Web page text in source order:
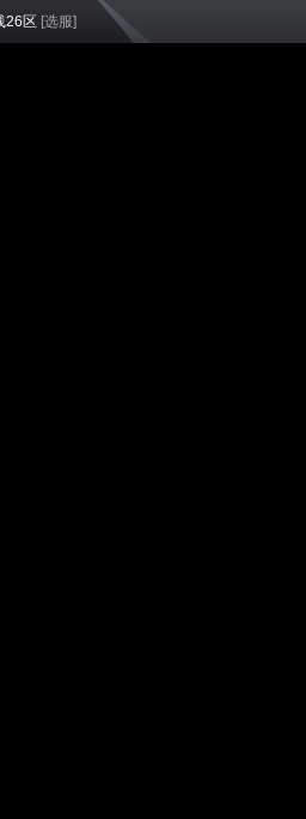
26区 [选服]